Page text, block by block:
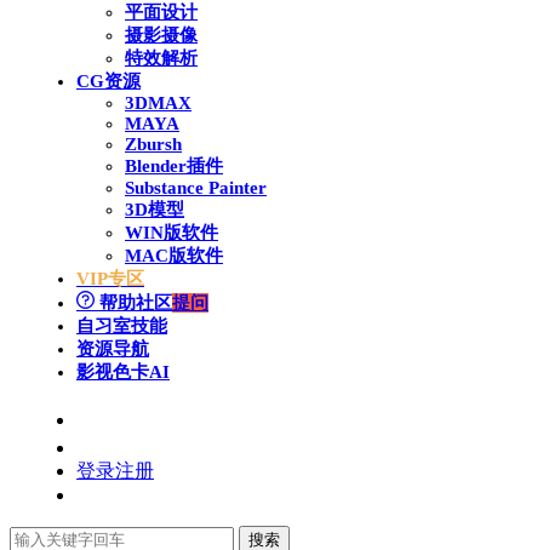
平面设计
摄影摄像
特效解析
CG资源
3DMAX
MAYA
Zbursh
Blender插件
Substance Painter
3D模型
WIN版软件
MAC版软件
VIP专区
帮助社区提问
自习室技能
资源导航
影视色卡AI
登录注册
搜索